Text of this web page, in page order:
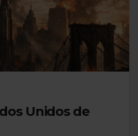
Unidos de